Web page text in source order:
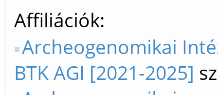
Affiliációk
Archeogenomikai
BTK AGI [2021-2025]